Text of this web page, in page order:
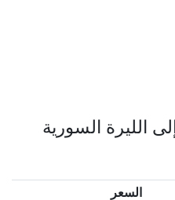
إلى الليرة السورية
السعر